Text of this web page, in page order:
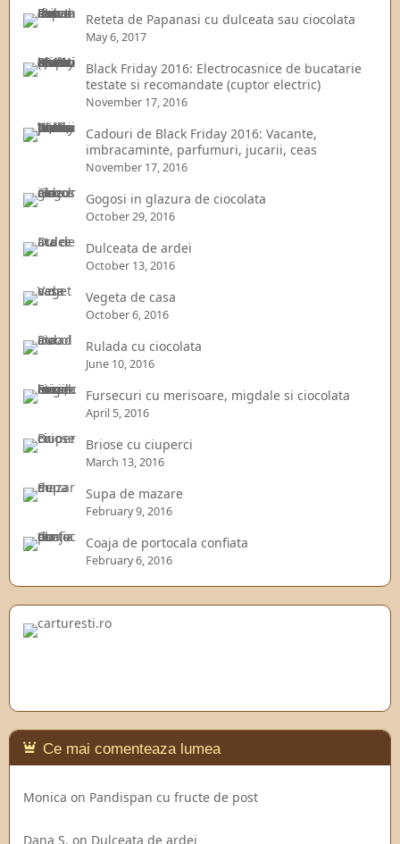
Reteta de Papanasi cu dulceata sau ciocolata
May 6, 2017
Black Friday 2016: Electrocasnice de bucatarie
testate si recomandate (cuptor electric)
November 17, 2016
Cadouri de Black Friday 2016: Vacante,
imbracaminte, parfumuri, jucarii, ceas
November 17, 2016
Gogosi in glazura de ciocolata
October 29, 2016
Dulceata de ardei
October 13, 2016
Vegeta de casa
October 6, 2016
Rulada cu ciocolata
June 10, 2016
Fursecuri cu merisoare, migdale si ciocolata
April 5, 2016
Briose cu ciuperci
March 13, 2016
Supa de mazare
February 9, 2016
Coaja de portocala confiata
February 6, 2016
Ce mai comenteaza lumea
Monica on Pandispan cu fructe de post
Dana S. on Dulceata de ardei